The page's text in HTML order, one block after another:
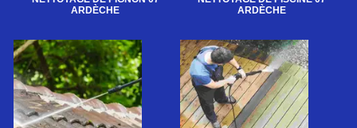
ARDÈCHE
ARDÈCHE